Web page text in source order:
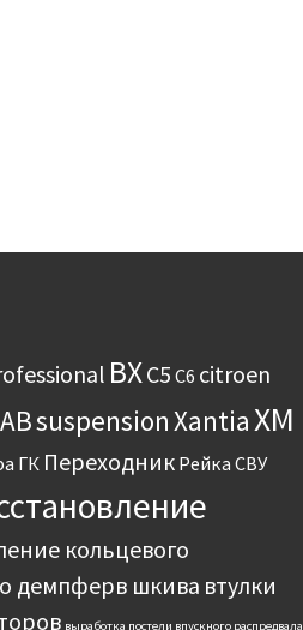
BXC5 C6 citroen
suspensionXantiaXM
ГК Переходник Рейка СВУ
кольцевого
демпферв шкива втулки
выработка постели впускного распредвала